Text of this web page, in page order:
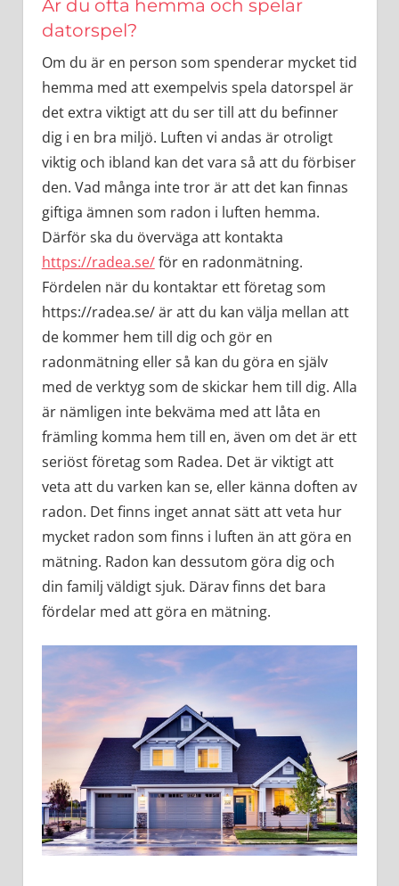
Är du ofta hemma och spelar
datorspel?
Om du är en person som spenderar mycket tid
hemma med att exempelvis spela datorspel är
det extra viktigt att du ser till att du befinner
dig i en bra miljö. Luften vi andas är otroligt
viktig och ibland kan det vara så att du förbiser
den. Vad många inte tror är att det kan finnas
giftiga ämnen som radon i luften hemma.
Därför ska du överväga att kontakta
https://radea.se/för en radonmätning.
Fördelen när du kontaktar ett företag som
https://radea.se/ är att du kan välja mellan att
de kommer hem till dig och gör en
radonmätning eller så kan du göra en själv
med de verktyg som de skickar hem till dig. Alla
är nämligen inte bekväma med att låta en
främling komma hem till en, även om det är ett
seriöst företag som Radea. Det är viktigt att
veta att du varken kan se, eller känna doften av
radon. Det finns inget annat sätt att veta hur
mycket radon som finns i luften än att göra en
mätning. Radon kan dessutom göra dig och
din familj väldigt sjuk. Därav finns det bara
fördelar med att göra en mätning.